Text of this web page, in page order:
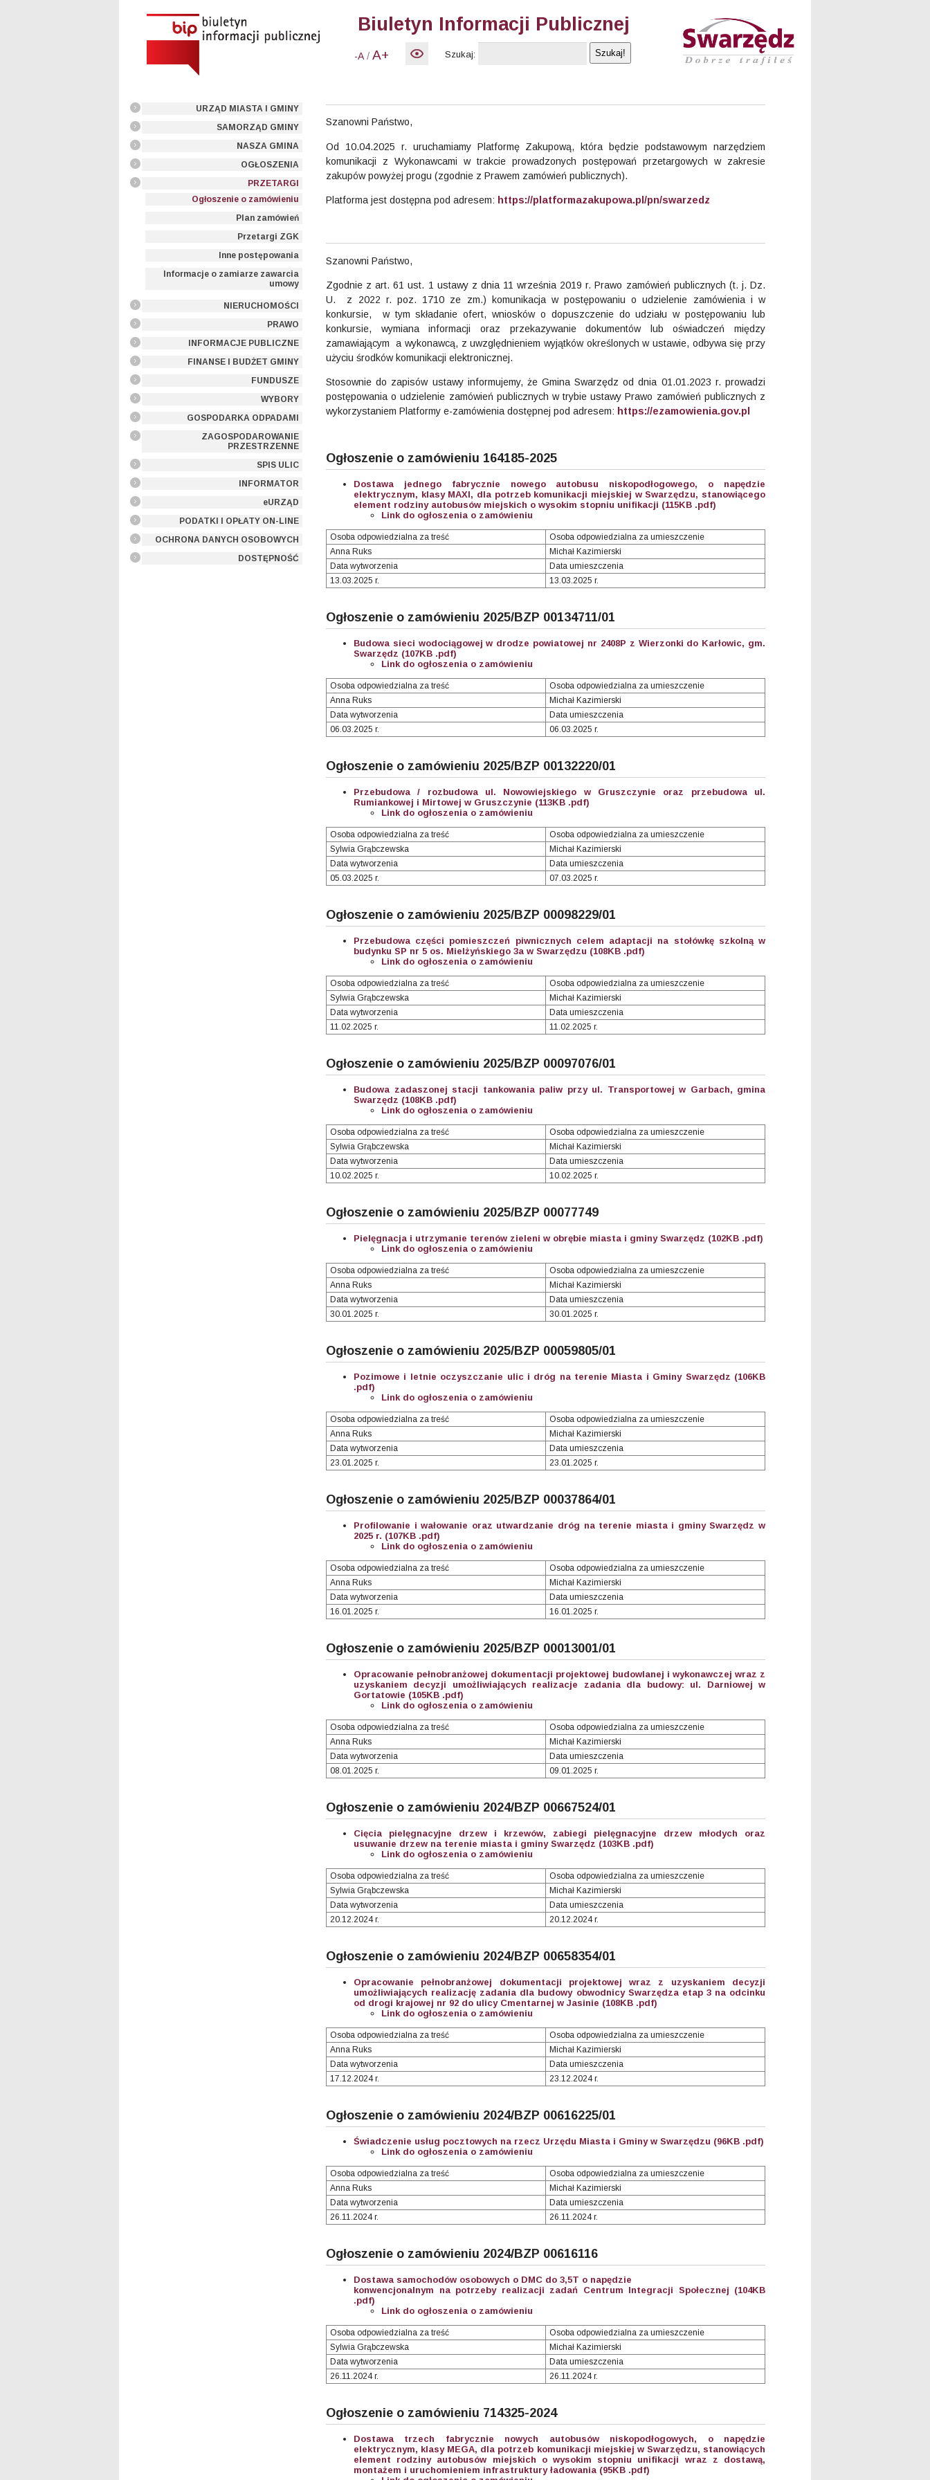
Biuletyn Informacji Publicznej
-A / A+ Szukaj:
URZĄD MIASTA I GMINY
SAMORZĄD GMINY
NASZA GMINA
OGŁOSZENIA
PRZETARGI
Ogłoszenie o zamówieniu
Plan zamówień
Przetargi ZGK
Inne postępowania
Informacje o zamiarze zawarcia
umowy
NIERUCHOMOŚCI
PRAWO
INFORMACJE PUBLICZNE
FINANSE I BUDŻET GMINY
FUNDUSZE
WYBORY
GOSPODARKA ODPADAMI
ZAGOSPODAROWANIE
PRZESTRZENNE
SPIS ULIC
INFORMATOR
eURZĄD
PODATKI I OPŁATY ON-LINE
OCHRONA DANYCH OSOBOWYCH
DOSTĘPNOŚĆ
Szanowni Państwo,
Od 10.04.2025 r. uruchamiamy Platformę Zakupową, która będzie podstawowym narzędziem
komunikacji z Wykonawcami w trakcie prowadzonych postępowań przetargowych w zakresie
zakupów powyżej progu (zgodnie z Prawem zamówień publicznych).
Platforma jest dostępna pod adresem: https://platformazakupowa.pl/pn/swarzedz
Szanowni Państwo,
Zgodnie z art. 61 ust. 1 ustawy z dnia 11 września 2019 r. Prawo zamówień publicznych (t. j. Dz.
U. z 2022 r. poz. 1710 ze zm.) komunikacja w postępowaniu o udzielenie zamówienia i w
konkursie, w tym składanie ofert, wniosków o dopuszczenie do udziału w postępowaniu lub
konkursie, wymiana informacji oraz przekazywanie dokumentów lub oświadczeń między
zamawiającym a wykonawcą, z uwzględnieniem wyjątków określonych w ustawie, odbywa się przy
użyciu środków komunikacji elektronicznej.
Stosownie do zapisów ustawy informujemy, że Gmina Swarzędz od dnia 01.01.2023 r. prowadzi
postępowania o udzielenie zamówień publicznych w trybie ustawy Prawo zamówień publicznych z
wykorzystaniem Platformy e-zamówienia dostępnej pod adresem: https://ezamowienia.gov.pl
Ogłoszenie o zamówieniu 164185-2025
Dostawa jednego fabrycznie nowego autobusu niskopodłogowego, o napędzie
elektrycznym, klasy MAXI, dla potrzeb komunikacji miejskiej w Swarzędzu, stanowiącego
element rodziny autobusów miejskich o wysokim stopniu unifikacji (115KB .pdf)
Link do ogłoszenia o zamówieniu
Osoba odpowiedzialna za treść
Osoba odpowiedzialna za umieszczenie
Anna Ruks
Michał Kazimierski
Data wytworzenia
Data umieszczenia
13.03.2025 r.
13.03.2025 r.
Ogłoszenie o zamówieniu 2025/BZP 00134711/01
Budowa sieci wodociągowej w drodze powiatowej nr 2408P z Wierzonki do Karłowic, gm.
Swarzędz (107KB .pdf)
Link do ogłoszenia o zamówieniu
Osoba odpowiedzialna za treść
Osoba odpowiedzialna za umieszczenie
Anna Ruks
Michał Kazimierski
Data wytworzenia
Data umieszczenia
06.03.2025 r.
06.03.2025 r.
Ogłoszenie o zamówieniu 2025/BZP 00132220/01
Przebudowa / rozbudowa ul. Nowowiejskiego w Gruszczynie oraz przebudowa ul.
Rumiankowej i Mirtowej w Gruszczynie (113KB .pdf)
Link do ogłoszenia o zamówieniu
Osoba odpowiedzialna za treść
Osoba odpowiedzialna za umieszczenie
Sylwia Grąbczewska
Michał Kazimierski
Data wytworzenia
Data umieszczenia
05.03.2025 r.
07.03.2025 r.
Ogłoszenie o zamówieniu 2025/BZP 00098229/01
Przebudowa części pomieszczeń piwnicznych celem adaptacji na stołówkę szkolną w
budynku SP nr 5 os. Mielżyńskiego 3a w Swarzędzu (108KB .pdf)
Link do ogłoszenia o zamówieniu
Osoba odpowiedzialna za treść
Osoba odpowiedzialna za umieszczenie
Sylwia Grąbczewska
Michał Kazimierski
Data wytworzenia
Data umieszczenia
11.02.2025 r.
11.02.2025 r.
Ogłoszenie o zamówieniu 2025/BZP 00097076/01
Budowa zadaszonej stacji tankowania paliw przy ul. Transportowej w Garbach, gmina
Swarzędz (108KB .pdf)
Link do ogłoszenia o zamówieniu
Osoba odpowiedzialna za treść
Osoba odpowiedzialna za umieszczenie
Sylwia Grąbczewska
Michał Kazimierski
Data wytworzenia
Data umieszczenia
10.02.2025 r.
10.02.2025 r.
Ogłoszenie o zamówieniu 2025/BZP 00077749
Pielęgnacja i utrzymanie terenów zieleni w obrębie miasta i gminy Swarzędz (102KB .pdf)
Link do ogłoszenia o zamówieniu
Osoba odpowiedzialna za treść
Osoba odpowiedzialna za umieszczenie
Anna Ruks
Michał Kazimierski
Data wytworzenia
Data umieszczenia
30.01.2025 r.
30.01.2025 r.
Ogłoszenie o zamówieniu 2025/BZP 00059805/01
Pozimowe i letnie oczyszczanie ulic i dróg na terenie Miasta i Gminy Swarzędz (106KB
.pdf)
Link do ogłoszenia o zamówieniu
Osoba odpowiedzialna za treść
Osoba odpowiedzialna za umieszczenie
Anna Ruks
Michał Kazimierski
Data wytworzenia
Data umieszczenia
23.01.2025 r.
23.01.2025 r.
Ogłoszenie o zamówieniu 2025/BZP 00037864/01
Profilowanie i wałowanie oraz utwardzanie dróg na terenie miasta i gminy Swarzędz w
2025 r. (107KB .pdf)
Link do ogłoszenia o zamówieniu
Osoba odpowiedzialna za treść
Osoba odpowiedzialna za umieszczenie
Anna Ruks
Michał Kazimierski
Data wytworzenia
Data umieszczenia
16.01.2025 r.
16.01.2025 r.
Ogłoszenie o zamówieniu 2025/BZP 00013001/01
Opracowanie pełnobranżowej dokumentacji projektowej budowlanej i wykonawczej wraz z
uzyskaniem decyzji umożliwiających realizacje zadania dla budowy: ul. Darniowej w
Gortatowie (105KB .pdf)
Link do ogłoszenia o zamówieniu
Osoba odpowiedzialna za treść
Osoba odpowiedzialna za umieszczenie
Anna Ruks
Michał Kazimierski
Data wytworzenia
Data umieszczenia
08.01.2025 r.
09.01.2025 r.
Ogłoszenie o zamówieniu 2024/BZP 00667524/01
Cięcia pielęgnacyjne drzew i krzewów, zabiegi pielęgnacyjne drzew młodych oraz
usuwanie drzew na terenie miasta i gminy Swarzędz (103KB .pdf)
Link do ogłoszenia o zamówieniu
Osoba odpowiedzialna za treść
Osoba odpowiedzialna za umieszczenie
Sylwia Grąbczewska
Michał Kazimierski
Data wytworzenia
Data umieszczenia
20.12.2024 r.
20.12.2024 r.
Ogłoszenie o zamówieniu 2024/BZP 00658354/01
Opracowanie pełnobranżowej dokumentacji projektowej wraz z uzyskaniem decyzji
umożliwiających realizację zadania dla budowy obwodnicy Swarzędza etap 3 na odcinku
od drogi krajowej nr 92 do ulicy Cmentarnej w Jasinie (108KB .pdf)
Link do ogłoszenia o zamówieniu
Osoba odpowiedzialna za treść
Osoba odpowiedzialna za umieszczenie
Anna Ruks
Michał Kazimierski
Data wytworzenia
Data umieszczenia
17.12.2024 r.
23.12.2024 r.
Ogłoszenie o zamówieniu 2024/BZP 00616225/01
Świadczenie usług pocztowych na rzecz Urzędu Miasta i Gminy w Swarzędzu (96KB .pdf)
Link do ogłoszenia o zamówieniu
Osoba odpowiedzialna za treść
Osoba odpowiedzialna za umieszczenie
Anna Ruks
Michał Kazimierski
Data wytworzenia
Data umieszczenia
26.11.2024 r.
26.11.2024 r.
Ogłoszenie o zamówieniu 2024/BZP 00616116
Dostawa samochodów osobowych o DMC do 3,5T o napędzie
konwencjonalnym na potrzeby realizacji zadań Centrum Integracji Społecznej (104KB
.pdf)
Link do ogłoszenia o zamówieniu
Osoba odpowiedzialna za treść
Osoba odpowiedzialna za umieszczenie
Sylwia Grąbczewska
Michał Kazimierski
Data wytworzenia
Data umieszczenia
26.11.2024 r.
26.11.2024 r.
Ogłoszenie o zamówieniu 714325-2024
Dostawa trzech fabrycznie nowych autobusów niskopodłogowych, o napędzie
elektrycznym, klasy MEGA, dla potrzeb komunikacji miejskiej w Swarzędzu, stanowiących
element rodziny autobusów miejskich o wysokim stopniu unifikacji wraz z dostawą,
montażem i uruchomieniem infrastruktury ładowania (95KB .pdf)